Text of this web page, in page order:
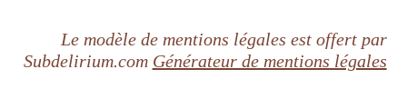
Le modèle de mentions légales est offert par
Subdelirium.com Générateur de mentions légales